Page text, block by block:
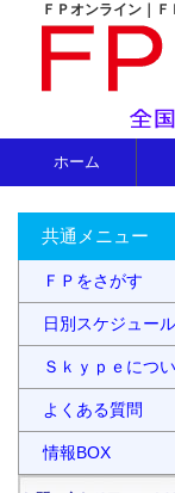
ＦＰオンライン｜
ホーム
共通メニュー
ＦＰをさがす
日別スケジュー
Ｓｋｙｐｅにつ
よくある質問
情報BOX